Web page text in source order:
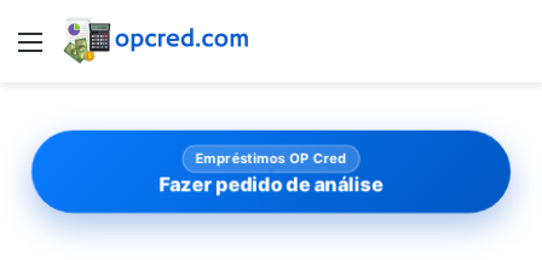
Menu
Empréstimos OP Cred
Fazer pedido de análise